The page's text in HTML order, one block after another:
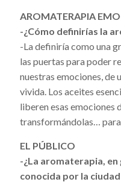
AROMATERAPIA
-¿Cómo definirías la
-La definiría como una
las puertas para poder
nuestras emociones, de
vivida. Los aceites
liberen esas emociones
transformándolas…
EL PÚBLICO
-¿La aromaterapia, en
conocida por la